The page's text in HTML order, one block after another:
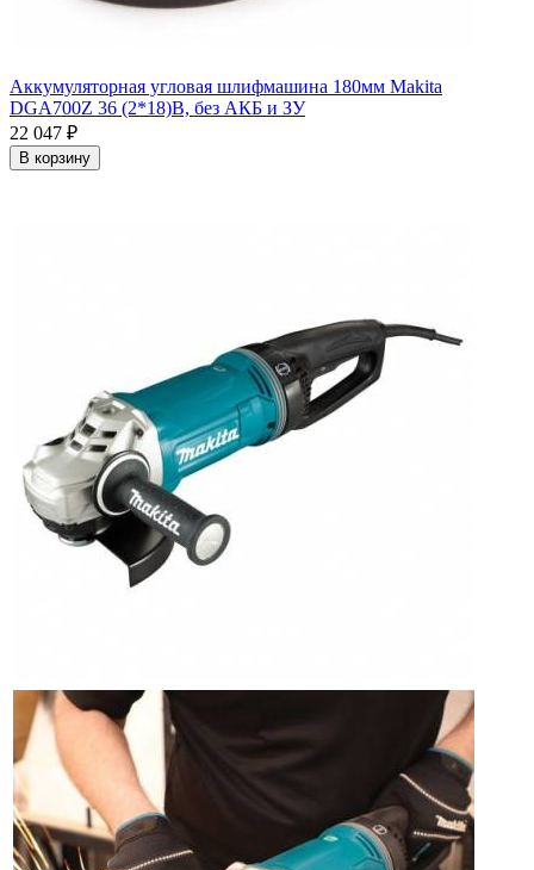
Аккумуляторная угловая шлифмашина 180мм Makita
DGA700Z 36 (2*18)В, без АКБ и ЗУ
22 047 ₽
В корзину